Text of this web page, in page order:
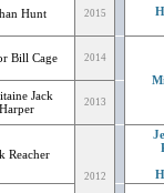
Hunt 2015
Bill Cage 2014
Jack
Harper
2013
Reacher
2012